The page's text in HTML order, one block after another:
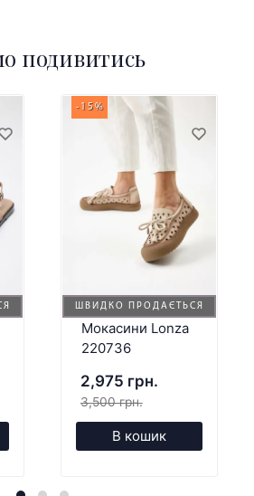
подивитись
ШВИДКО ПРОДАЄТЬСЯ
-15%
Мокасини Lonza
220736
2,975 грн.
3,500 грн.
В кошик